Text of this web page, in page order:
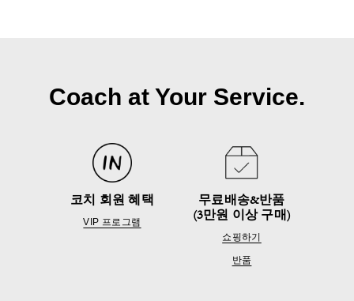
Coach at Your Service.
코치 회원 혜택
VIP 프로그램
무료배송&반품
(3만원 이상 구매)
쇼핑하기
반품